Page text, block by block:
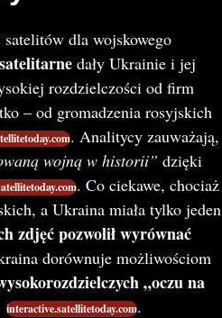
dla wojskowego
dały Ukrainie i jej
rozdzielczości od firm
– od gromadzenia rosyjskich
. Analitycy zauważają,
wojną w historii” dzięki
. Co ciekawe, chociaż
a Ukraina miała tylko jeden
zdjęć pozwolił wyrównać
dorównuje możliwościom
„oczu na
interactive.satellitetoday.com.